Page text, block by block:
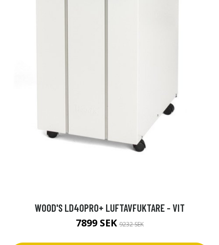
WOOD'S LD40PRO+ LUFTAVFUKTARE - VIT
7899 SEK9232 SEK